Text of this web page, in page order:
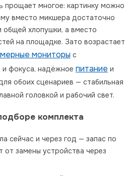
прощает многое: картинку можно
вместо микшера достаточно
общей хлопушки, а вместо
на площадке. Зато возрастает
мониторы с
и фокуса, надёжное питание и
обоих сценариев — стабильная
головкой и рабочий свет.
комплекта
сейчас и через год — запас по
от замены устройства через